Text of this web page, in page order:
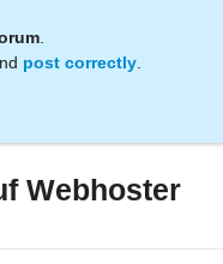
.
post correctly
Webhoster